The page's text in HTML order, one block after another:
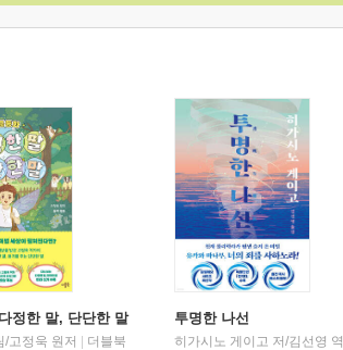
정한 말, 단단한 말
/고정욱 원저
더블북
투명한 나선
히가시노 게이고 저/김선영 역